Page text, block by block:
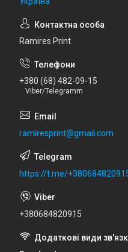
Ramires Print
+380 (68) 482-09-15
Viber/Telegramm
ramiresprint@gmail.com
https://t.me/
+380684820915